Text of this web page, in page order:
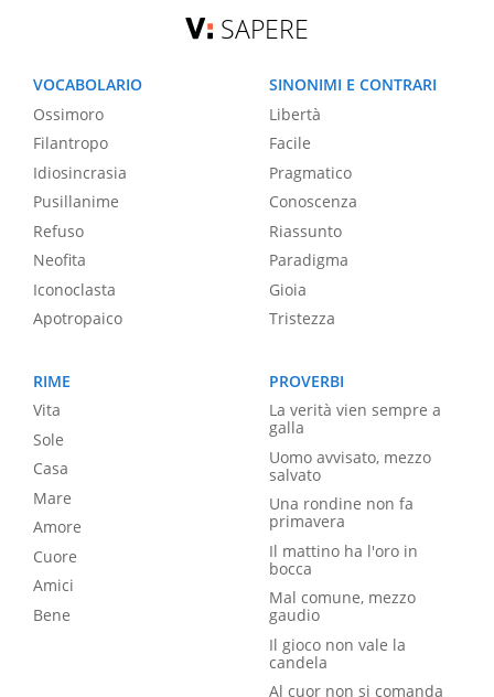
SAPERE
VOCABOLARIO
Ossimoro
Filantropo
Idiosincrasia
Pusillanime
Refuso
Neofita
Iconoclasta
Apotropaico
SINONIMI E CONTRARI
Libertà
Facile
Pragmatico
Conoscenza
Riassunto
Paradigma
Gioia
Tristezza
RIME
Vita
Sole
Casa
Mare
Amore
Cuore
Amici
Bene
PROVERBI
La verità vien sempre a
galla
Uomo avvisato, mezzo
salvato
Una rondine non fa
primavera
Il mattino ha l'oro in
bocca
Mal comune, mezzo
gaudio
Il gioco non vale la
candela
Al cuor non si comanda